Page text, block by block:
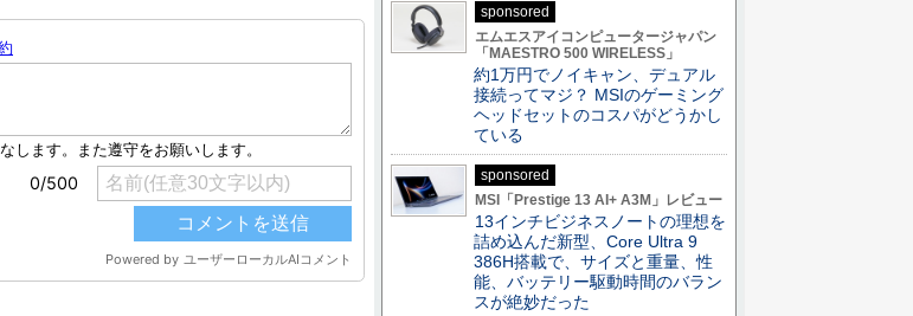
sponsored
エムエスアイコンピュータージャパン
「MAESTRO 500 WIRELESS」
約1万円でノイキャン、デュアル
接続ってマジ？ MSIのゲーミング
ヘッドセットのコスパがどうかし
ている
sponsored
MSI「Prestige 13 AI+ A3M」レビュー
13インチビジネスノートの理想を
詰め込んだ新型、Core Ultra 9
386H搭載で、サイズと重量、性
能、バッテリー駆動時間のバラン
スが絶妙だった